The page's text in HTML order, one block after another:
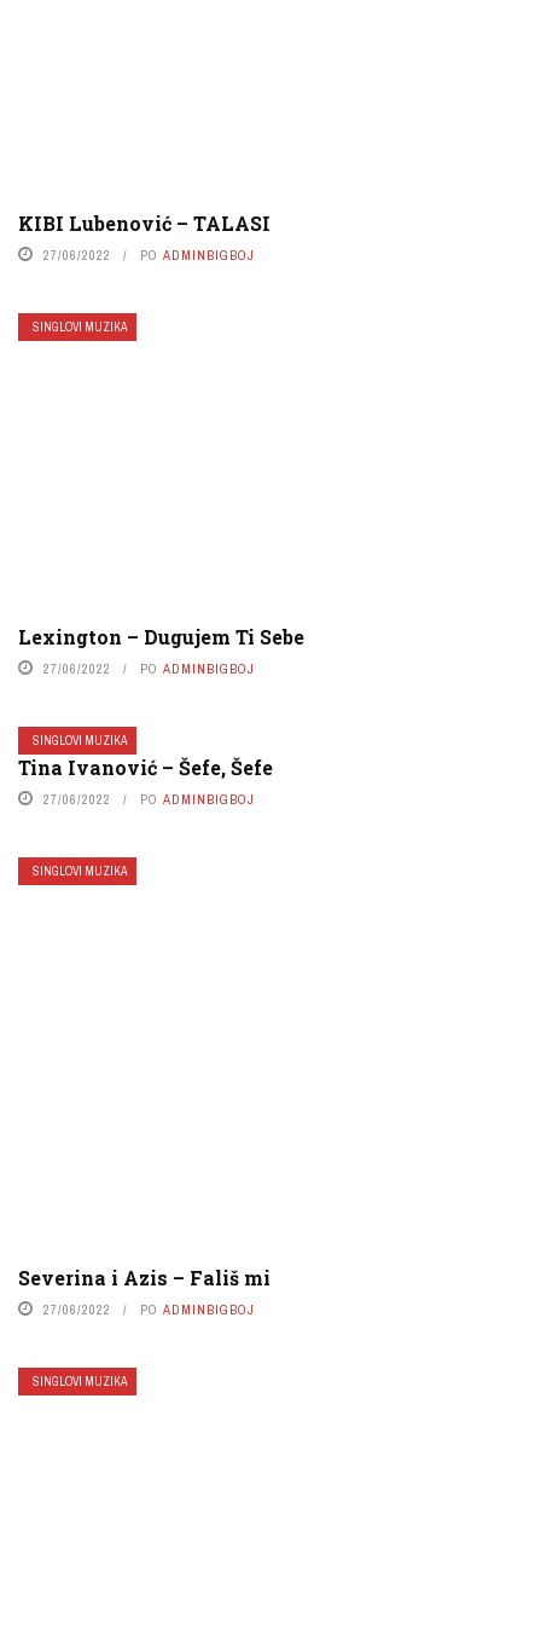
KIBI Lubenović – TALASI
27/06/2022 PO ADMINBIGBOJ
SINGLOVI MUZIKA
Lexington – Dugujem Ti Sebe
27/06/2022 PO ADMINBIGBOJ
SINGLOVI MUZIKA
Tina Ivanović – Šefe, Šefe
27/06/2022 PO ADMINBIGBOJ
SINGLOVI MUZIKA
Severina i Azis – Fališ mi
27/06/2022 PO ADMINBIGBOJ
SINGLOVI MUZIKA